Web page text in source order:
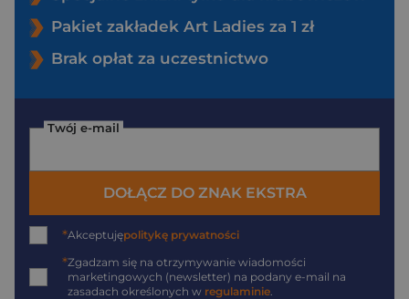
Pakiet zakładek Art Ladies za 1 zł
Brak opłat za uczestnictwo
Twój e-mail
DOŁĄCZ DO ZNAK EKSTRA
*Akceptujępolitykę prywatności
*Zgadzam się na otrzymywanie wiadomości
marketingowych (newsletter) na podany e-mail na
zasadach określonych w regulaminie